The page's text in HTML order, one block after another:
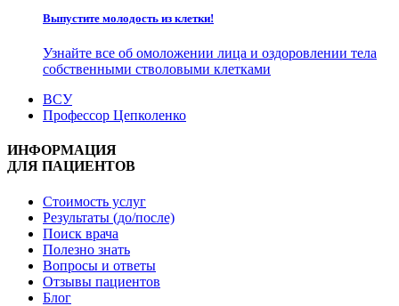
Выпустите молодость из клетки!
Узнайте все об омоложении лица и оздоровлении тела
собственными стволовыми клетками
ВСУ
Профессор Цепколенко
ИНФОРМАЦИЯ
ДЛЯ ПАЦИЕНТОВ
Стоимость услуг
Результаты (до/после)
Поиск врача
Полезно знать
Вопросы и ответы
Отзывы пациентов
Блог